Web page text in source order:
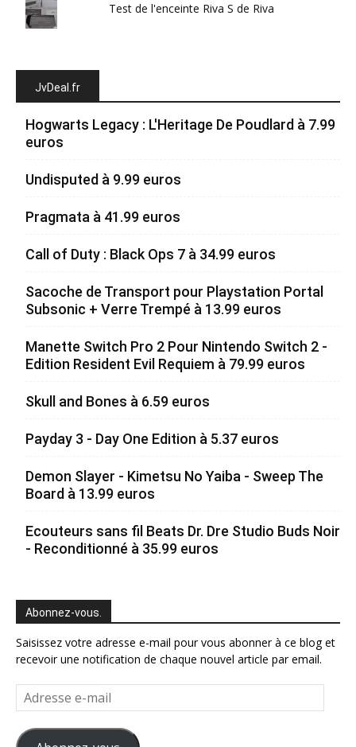
Test de l'enceinte Riva S de Riva
JvDeal.fr
Hogwarts Legacy : L'Heritage De Poudlard à 7.99
euros
Undisputed à 9.99 euros
Pragmata à 41.99 euros
Call of Duty : Black Ops 7 à 34.99 euros
Sacoche de Transport pour Playstation Portal
Subsonic + Verre Trempé à 13.99 euros
Manette Switch Pro 2 Pour Nintendo Switch 2 -
Edition Resident Evil Requiem à 79.99 euros
Skull and Bones à 6.59 euros
Payday 3 - Day One Edition à 5.37 euros
Demon Slayer - Kimetsu No Yaiba - Sweep The
Board à 13.99 euros
Ecouteurs sans fil Beats Dr. Dre Studio Buds Noir
- Reconditionné à 35.99 euros
Abonnez-vous.
Saisissez votre adresse e-mail pour vous abonner à ce blog et
recevoir une notification de chaque nouvel article par email.
Adresse
e-
mail